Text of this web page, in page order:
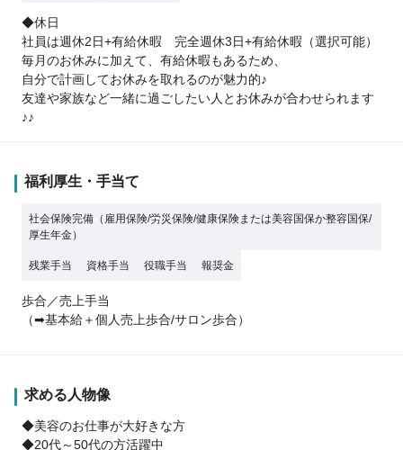
◆休日
社員は週休2日+有給休暇 完全週休3日+有給休暇（選択可能）
毎月のお休みに加えて、有給休暇もあるため、
自分で計画してお休みを取れるのが魅力的♪
友達や家族など一緒に過ごしたい人とお休みが合わせられます
♪♪
福利厚生・手当て
社会保険完備（雇用保険/労災保険/健康保険または美容国保か整容国保/
厚生年金）
残業手当 資格手当 役職手当 報奨金
歩合／売上手当
（➡基本給＋個人売上歩合/サロン歩合）
求める人物像
◆美容のお仕事が大好きな方
◆20代～50代の方活躍中